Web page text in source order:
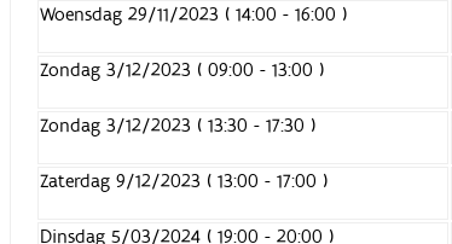
Woensdag 29/11/2023 ( 14:00 - 16:00 )
Zondag 3/12/2023 ( 09:00 - 13:00 )
Zondag 3/12/2023 ( 13:30 - 17:30 )
Zaterdag 9/12/2023 ( 13:00 - 17:00 )
Dinsdag 5/03/2024 ( 19:00 - 20:00 )